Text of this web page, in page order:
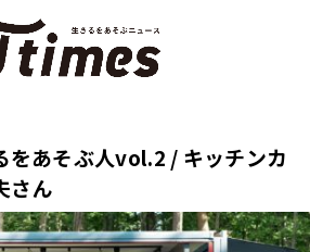
あそぶ人vol.2 / キッチンカ
さん